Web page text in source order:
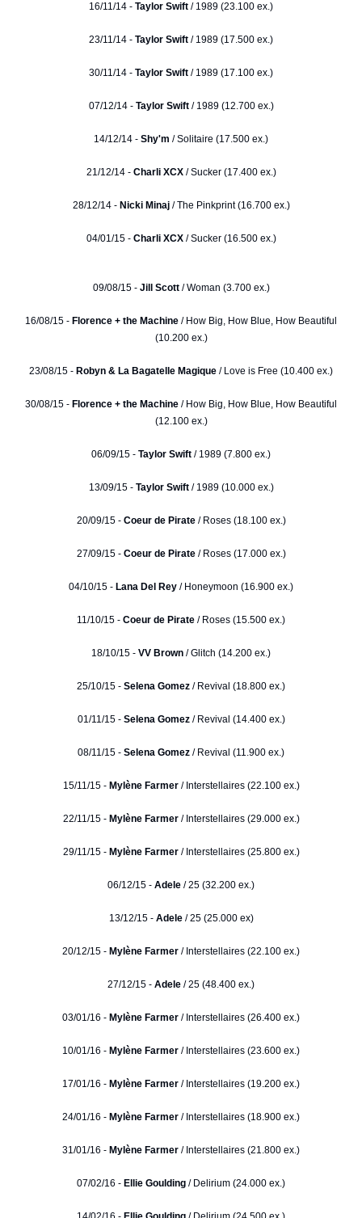
16/11/14 - Taylor Swift / 1989 (23.100 ex.)
23/11/14 - Taylor Swift / 1989 (17.500 ex.)
30/11/14 - Taylor Swift / 1989 (17.100 ex.)
07/12/14 - Taylor Swift/ 1989 (12.700 ex.)
14/12/14 - Shy'm / Solitaire (17.500 ex.)
21/12/14 - Charli XCX/ Sucker (17.400 ex.)
28/12/14 -Nicki Minaj/ The Pinkprint (16.700 ex.)
04/01/15 - Charli XCX/ Sucker (16.500 ex.)
09/08/15 - Jill Scott / Woman (3.700 ex.)
16/08/15 - Florence + the Machine / How Big, How Blue, How Beautiful
(10.200 ex.)
23/08/15 - Robyn & La Bagatelle Magique / Love is Free (10.400 ex.)
30/08/15 - Florence + the Machine / How Big, How Blue, How Beautiful
(12.100 ex.)
06/09/15 - Taylor Swift / 1989 (7.800 ex.)
13/09/15 - Taylor Swift / 1989 (10.000 ex.)
20/09/15 - Coeur de Pirate/ Roses (18.100 ex.)
27/09/15 - Coeur de Pirate/ Roses (17.000 ex.)
04/10/15 - Lana Del Rey / Honeymoon (16.900 ex.)
11/10/15 - Coeur de Pirate / Roses (15.500 ex.)
18/10/15 - VV Brown / Glitch (14.200 ex.)
25/10/15 - Selena Gomez / Revival (18.800 ex.)
01/11/15 - Selena Gomez/ Revival (14.400 ex.)
08/11/15 - Selena Gomez / Revival (11.900 ex.)
15/11/15 - Mylène Farmer/ Interstellaires (22.100 ex.)
22/11/15 - Mylène Farmer/ Interstellaires (29.000 ex.)
29/11/15 - Mylène Farmer/ Interstellaires (25.800 ex.)
06/12/15 - Adele / 25 (32.200 ex.)
13/12/15 - Adele / 25 (25.000 ex)
20/12/15 - Mylène Farmer / Interstellaires (22.100 ex.)
27/12/15 - Adele / 25 (48.400 ex.)
03/01/16 - Mylène Farmer / Interstellaires (26.400 ex.)
10/01/16 - Mylène Farmer / Interstellaires (23.600 ex.)
17/01/16 - Mylène Farmer / Interstellaires (19.200 ex.)
24/01/16 - Mylène Farmer / Interstellaires (18.900 ex.)
31/01/16 - Mylène Farmer / Interstellaires (21.800 ex.)
07/02/16 - Ellie Goulding / Delirium (24.000 ex.)